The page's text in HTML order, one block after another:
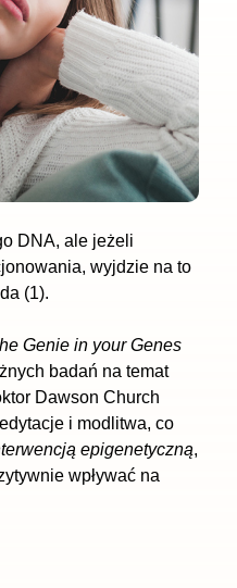
DNA, ale jeżeli
wyjdzie na to
(1).
Genie in your Genes
badań na temat
Dawson Church
i modlitwa, co
epigenetyczną,
wpływać na